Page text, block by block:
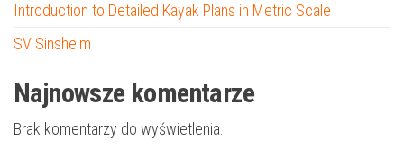
Introduction to Detailed Kayak Plans in Metric Scale
SV Sinsheim
Najnowsze komentarze
Brak komentarzy do wyświetlenia.